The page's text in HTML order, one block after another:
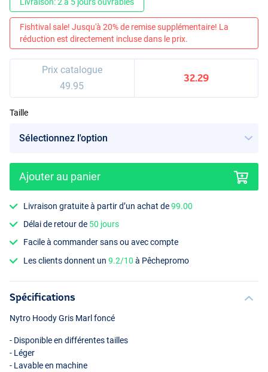
Livraison: 2 à 5 jours ouvrables
Fishtival sale! Jusqu'à 20% de remise supplémentaire! La
réduction est directement incluse dans le prix.
Prix catalogue
49.95
32.29
Taille
Ajouter au panier
Livraison gratuite à partir d’un achat de99.00
Délai de retour de 50 jours
Facile à commander sans ou avec compte
Les clients donnent un9.2/10 à Pêchepromo
Spécifications
Nytro Hoody Gris Marl foncé
- Disponible en différentes tailles
- Léger
- Lavable en machine